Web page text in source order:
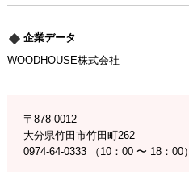
企業データ
WOODHOUSE株式会社
〒878-0012
大分県竹田市竹田町262
0974-64-0333 （10：00 〜 18：00）